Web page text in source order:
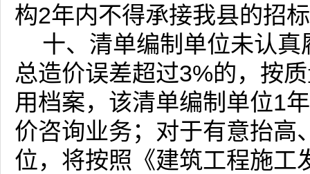
构2年内不得承接我县的招
十、清单编制单位未认
总造价误差超过3%的，按
用档案，该清单编制单位1
价咨询业务；对于有意抬高
位，将按照《建筑工程施工